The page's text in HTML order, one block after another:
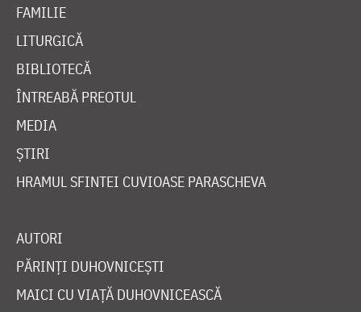
FAMILIE
LITURGICĂ
BIBLIOTECĂ
ÎNTREABĂ PREOTUL
MEDIA
ȘTIRI
HRAMUL SFINTEI CUVIOASE PARASCHEVA
AUTORI
PĂRINȚI DUHOVNICEȘTI
MAICI CU VIAȚĂ DUHOVNICEASCĂ